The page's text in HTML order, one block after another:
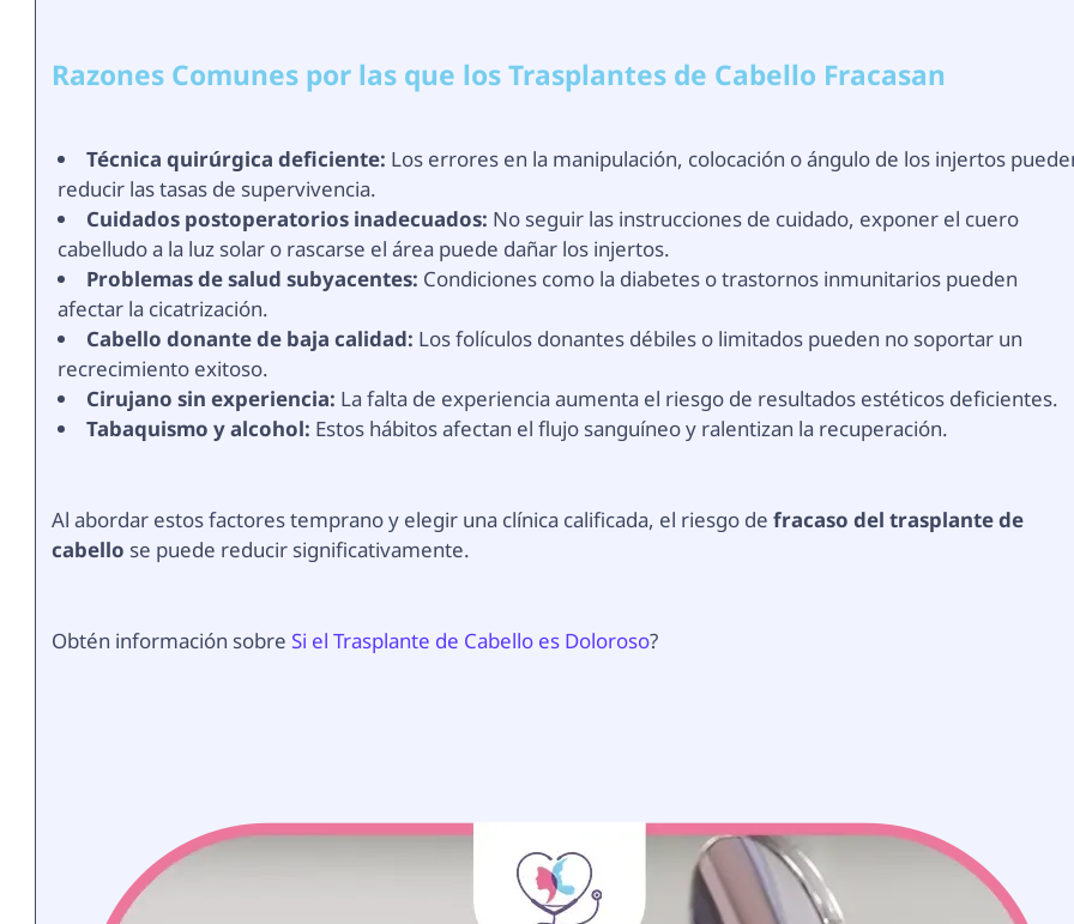
Razones Comunes por las que los Trasplantes de Cabello Fracasan
Técnica quirúrgica deficiente: Los errores en la manipulación, colocación o ángulo de los injertos
reducir las tasas de supervivencia.
Cuidados postoperatorios inadecuados: No seguir las instrucciones de cuidado, exponer el cuero
cabelludo a la luz solar o rascarse el área puede dañar los injertos.
Problemas de salud subyacentes: Condiciones como la diabetes o trastornos inmunitarios pueden
afectar la cicatrización.
Cabello donante de baja calidad: Los folículos donantes débiles o limitados pueden no soportar un
recrecimiento exitoso.
Cirujano sin experiencia: La falta de experiencia aumenta el riesgo de resultados estéticos deficientes.
Tabaquismo y alcohol: Estos hábitos afectan el flujo sanguíneo y ralentizan la recuperación.
Al abordar estos factores temprano y elegir una clínica calificada, el riesgo defracaso del trasplante de
cabello se puede reducir significativamente.
Obtén información sobre Si el Trasplante de Cabello es Doloroso?